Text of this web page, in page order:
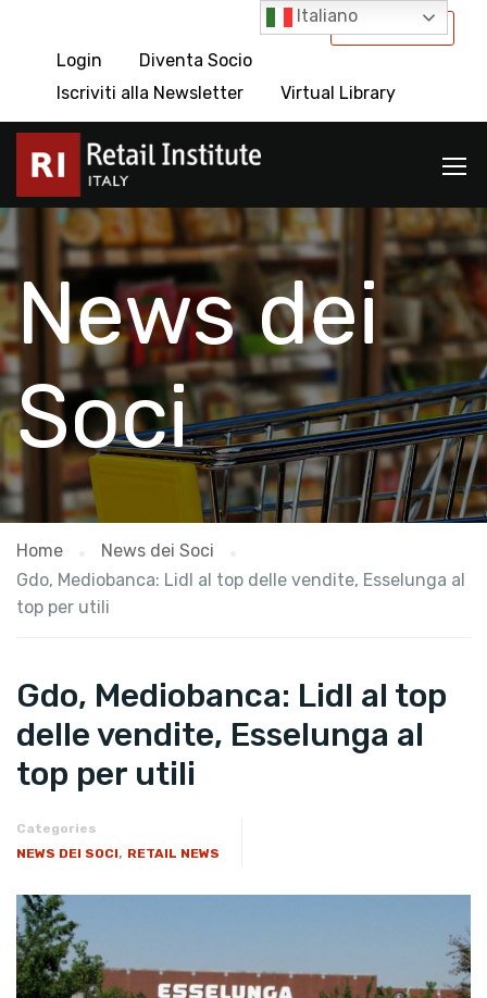
International
Login
Diventa Socio
Iscriviti alla Newsletter
Virtual Library
News dei
Soci
Home
News dei Soci
Gdo, Mediobanca: Lidl al top delle vendite, Esselunga al
top per utili
Gdo, Mediobanca: Lidl al top
delle vendite, Esselunga al
top per utili
Categories
NEWS DEI SOCI, RETAIL NEWS
Italiano